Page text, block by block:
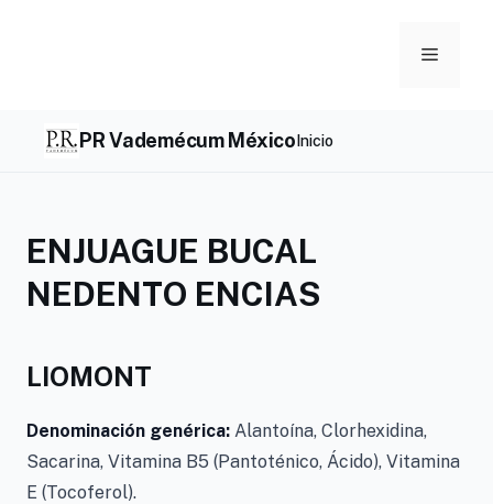
Menu
PR Vademécum MéxicoInicio
ENJUAGUE BUCAL
NEDENTO ENCIAS
LIOMONT
Denominación genérica: Alantoína, Clorhexidina,
Sacarina, Vitamina B5 (Pantoténico, Ácido), Vitamina
E (Tocoferol).